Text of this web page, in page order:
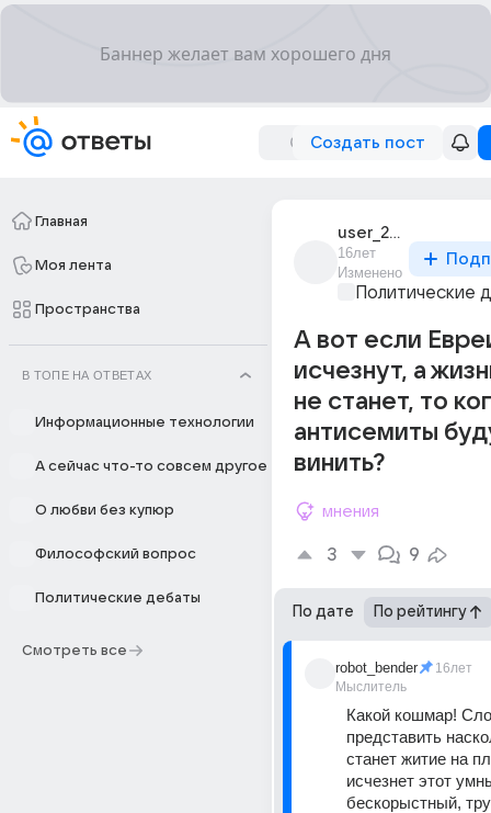
Создать пост
Главная
Моя лента
Пространства
В ТОПЕ НА ОТВЕТАХ
Информационные технологии
А сейчас что-то совсем другое
О любви без купюр
Философский вопрос
Политические дебаты
Смотреть все
user_21970804
16лет
Изменено
Политические
А вот если
исчезнут, а
не станет, то
антисемиты
винить?
мнения
3 9
По дате По рейтингу
robot_bender
Мыслитель
16лет
Какой кошмар!
представить
станет житие на
исчезнет этот
бескорыстный,